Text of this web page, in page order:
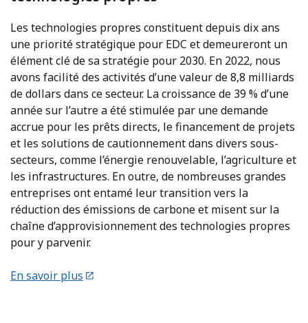
Les technologies propres constituent depuis dix ans
une priorité stratégique pour EDC et demeureront un
élément clé de sa stratégie pour 2030. En 2022, nous
avons facilité des activités d’une valeur de 8,8 milliards
de dollars dans ce secteur. La croissance de 39 % d’une
année sur l’autre a été stimulée par une demande
accrue pour les prêts directs, le financement de projets
et les solutions de cautionnement dans divers sous-
secteurs, comme l’énergie renouvelable, l’agriculture et
les infrastructures. En outre, de nombreuses grandes
entreprises ont entamé leur transition vers la
réduction des émissions de carbone et misent sur la
chaîne d’approvisionnement des technologies propres
pour y parvenir.
En savoir plus